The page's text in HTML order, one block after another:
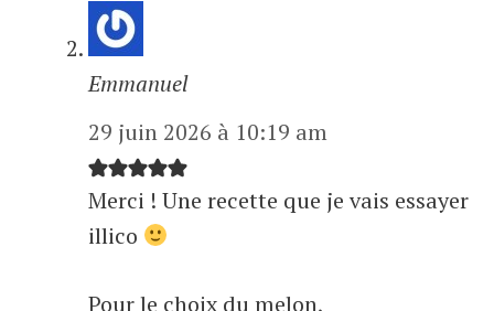
Emmanuel
29 juin 2026 à 10:19 am
Merci ! Une recette que je vais essayer
illico
Pour le choix du melon,